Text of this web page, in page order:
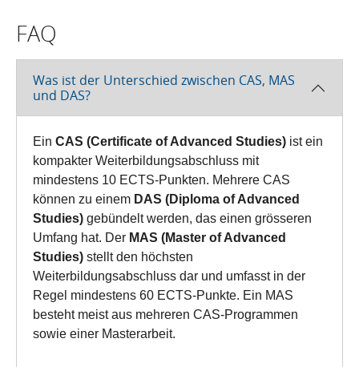
FAQ
Was ist der Unterschied zwischen CAS, MAS
und DAS?
Ein CAS (Certificate of Advanced Studies) ist ein
kompakter Weiterbildungsabschluss mit
mindestens 10 ECTS-Punkten. Mehrere CAS
können zu einem DAS (Diploma of Advanced
Studies) gebündelt werden, das einen grösseren
Umfang hat. Der MAS (Master of Advanced
Studies) stellt den höchsten
Weiterbildungsabschluss dar und umfasst in der
Regel mindestens 60 ECTS-Punkte. Ein MAS
besteht meist aus mehreren CAS-Programmen
sowie einer Masterarbeit.